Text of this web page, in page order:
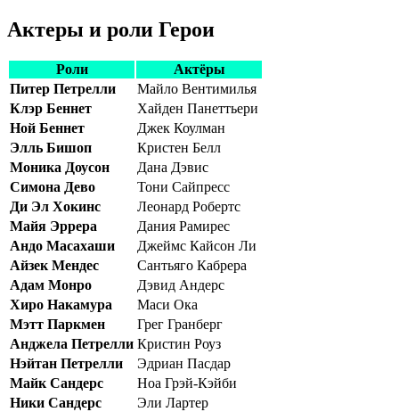
Актеры и роли Герои
Роли
Актёры
Питер Петрелли
Майло Вентимилья
Клэр Беннет
Хайден Панеттьери
Ной Беннет
Джек Коулман
Элль Бишоп
Кристен Белл
Моника Доусон
Дана Дэвис
Симона Дево
Тони Сайпресс
Ди Эл Хокинс
Леонард Робертс
Майя Эррера
Дания Рамирес
Андо Масахаши
Джеймс Кайсон Ли
Айзек Мендес
Сантьяго Кабрера
Адам Монро
Дэвид Андерс
Хиро Накамура
Маси Ока
Мэтт Паркмен
Грег Гранберг
Анджела Петрелли Кристин Роуз
Нэйтан Петрелли
Эдриан Пасдар
Майк Сандерс
Ноа Грэй-Кэйби
Ники Сандерс
Эли Лартер